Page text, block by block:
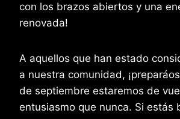
con los brazos abiertos y una
renovada!
A aquellos que han estado
a nuestra comunidad,
de septiembre estaremos de
entusiasmo que nunca. Si estás